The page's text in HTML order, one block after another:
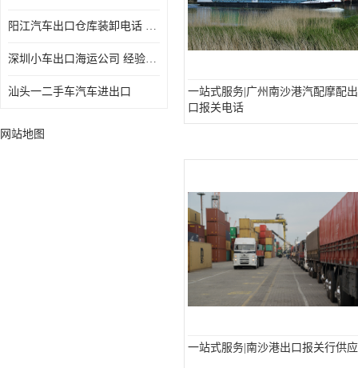
阳江汽车出口仓库装卸电话 经验丰富
深圳小车出口海运公司 经验丰富
汕头一二手车汽车进出口
一站式服务|广州南沙港汽配摩配出
口报关电话
一站式服务|南沙港出口报关行供应
网站地图